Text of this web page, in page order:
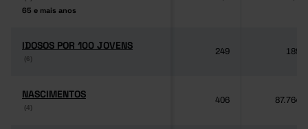
65 e mais anos
65 e mais anos
IDOSOS POR 100 JOVENS
(6)
IDOSOS POR 100 JOVENS
(6)
249 189
NASCIMENTOS
(4)
NASCIMENTOS
(4)
406 87.764